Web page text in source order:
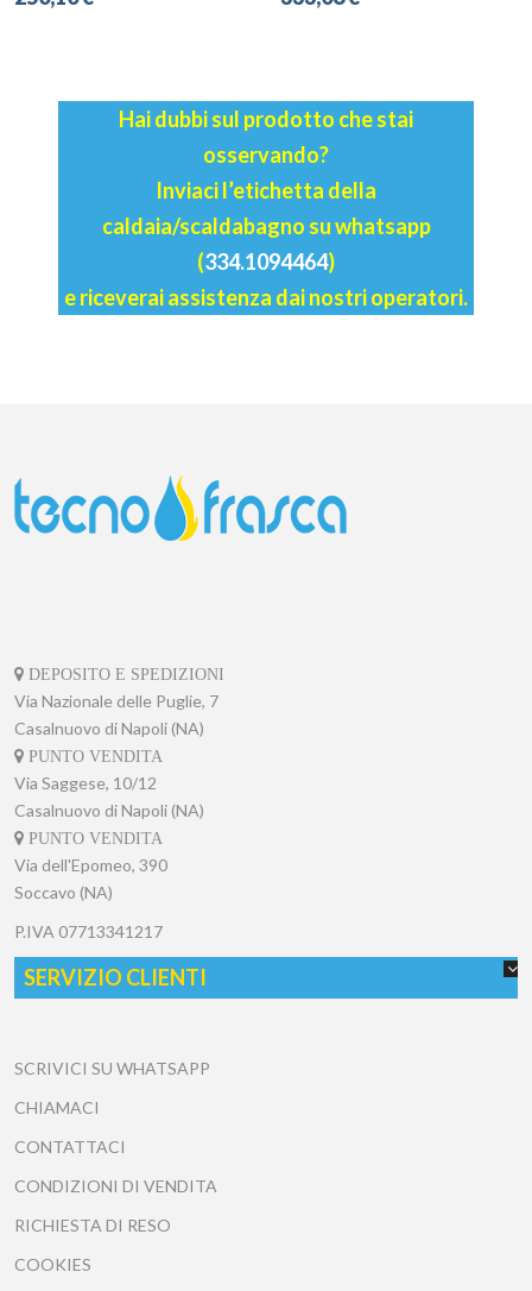
Hai dubbi sul prodotto che stai
osservando?
Inviaci l’etichetta della
caldaia/scaldabagno su whatsapp
(334.1094464)
e riceverai assistenza dai nostri operatori.
DEPOSITO E SPEDIZIONI
Via Nazionale delle Puglie, 7
Casalnuovo di Napoli (NA)
PUNTO VENDITA
Via Saggese, 10/12
Casalnuovo di Napoli (NA)
PUNTO VENDITA
Via dell'Epomeo, 390
Soccavo (NA)
P.IVA 07713341217
SERVIZIO CLIENTI
SCRIVICI SU WHATSAPP
CHIAMACI
CONTATTACI
CONDIZIONI DI VENDITA
RICHIESTA DI RESO
COOKIES